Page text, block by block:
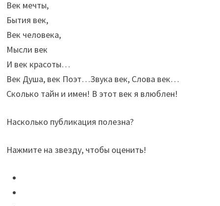
Век мечты,
Бытия век,
Век человека,
Мысли век
И век красоты…
Век Душа, век Поэт…Звука век, Слова век…
Сколько тайн и имен! В этот век я влюблен!
Насколько публикация полезна?
Нажмите на звезду, чтобы оценить!